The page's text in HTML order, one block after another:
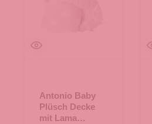
Antonio Baby
Plüsch Decke
mit Lama